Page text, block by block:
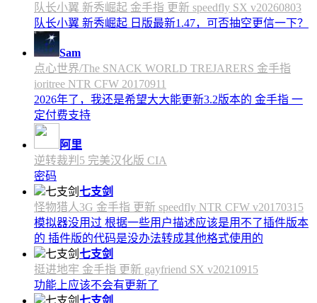
队长小翼 新秀崛起 金手指 更新 speedfly SX v20260803
队长小翼 新秀崛起 日版最新1.47，可否抽空更信一下？
Sam
点心世界/The SNACK WORLD TREJARERS 金手指
ioritree NTR CFW 20170911
2026年了，我还是希望大大能更新3.2版本的 金手指 一
定付费支持
阿里
逆转裁判5 完美汉化版 CIA
密码
七支剑
怪物猎人3G 金手指 更新 speedfly NTR CFW v20170315
模拟器没用过 根据一些用户描述应该是用不了插件版本
的 插件版的代码是没办法转成其他格式使用的
七支剑
挺进地牢 金手指 更新 gayfriend SX v20210915
功能上应该不会有更新了
七支剑